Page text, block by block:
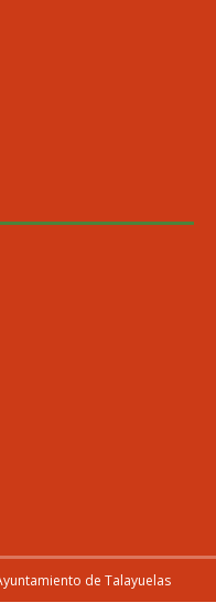
de Talayuelas